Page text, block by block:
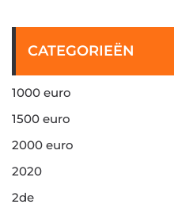
CATEGORIEËN
1000 euro
1500 euro
2000 euro
2020
2de